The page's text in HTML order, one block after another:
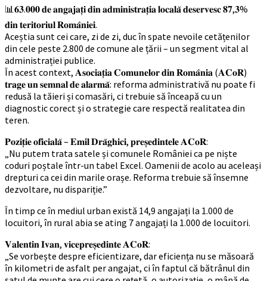
📊𝟔𝟑.𝟎𝟎𝟎 𝐝𝐞 𝐚𝐧𝐠𝐚𝐣𝐚𝐭̦𝐢 𝐝𝐢𝐧 𝐚𝐝𝐦𝐢𝐧𝐢𝐬𝐭𝐫𝐚𝐭̦𝐢𝐚 𝐥𝐨𝐜𝐚𝐥𝐚̆ 𝐝𝐞𝐬𝐞𝐫𝐯𝐞𝐬𝐜 𝟖𝟕,𝟑%
𝐝𝐢𝐧 𝐭𝐞𝐫𝐢𝐭𝐨𝐫𝐢𝐮𝐥 𝐑𝐨𝐦𝐚̂𝐧𝐢𝐞𝐢.
Aceștia sunt cei care, zi de zi, duc în spate nevoile cetățenilor
din cele peste 2.800 de comune ale țării – un segment vital al
administrației publice.
În acest context, 𝐀𝐬𝐨𝐜𝐢𝐚𝐭̦𝐢𝐚 𝐂𝐨𝐦𝐮𝐧𝐞𝐥𝐨𝐫 𝐝𝐢𝐧 𝐑𝐨𝐦𝐚̂𝐧𝐢𝐚 (𝐀𝐂𝐨𝐑)
𝐭𝐫𝐚𝐠𝐞 𝐮𝐧 𝐬𝐞𝐦𝐧𝐚𝐥 𝐝𝐞 𝐚𝐥𝐚𝐫𝐦𝐚̆: reforma administrativă nu poate fi
redusă la tăieri și comasări, ci trebuie să înceapă cu un
diagnostic corect și o strategie care respectă realitatea din
teren.
𝐏𝐨𝐳𝐢𝐭̦𝐢𝐞 𝐨𝐟𝐢𝐜𝐢𝐚𝐥𝐚̆ – 𝐄𝐦𝐢𝐥 𝐃𝐫𝐚̆𝐠𝐡𝐢𝐜𝐢, 𝐩𝐫𝐞𝐬̦𝐞𝐝𝐢𝐧𝐭𝐞𝐥𝐞 𝐀𝐂𝐨𝐑:
„Nu putem trata satele și comunele României ca pe niște
coduri poștale într-un tabel Excel. Oamenii de acolo au aceleași
drepturi ca cei din marile orașe. Reforma trebuie să însemne
dezvoltare, nu dispariție.”
În timp ce în mediul urban există 14,9 angajați la 1.000 de
locuitori, în rural abia se ating 7 angajați la 1.000 de locuitori.
𝐕𝐚𝐥𝐞𝐧𝐭𝐢𝐧 𝐈𝐯𝐚𝐧, 𝐯𝐢𝐜𝐞𝐩𝐫𝐞𝐬̦𝐞𝐝𝐢𝐧𝐭𝐞 𝐀𝐂𝐨𝐑:
„Se vorbește despre eficientizare, dar eficiența nu se măsoară
în kilometri de asfalt per angajat, ci în faptul că bătrânul din